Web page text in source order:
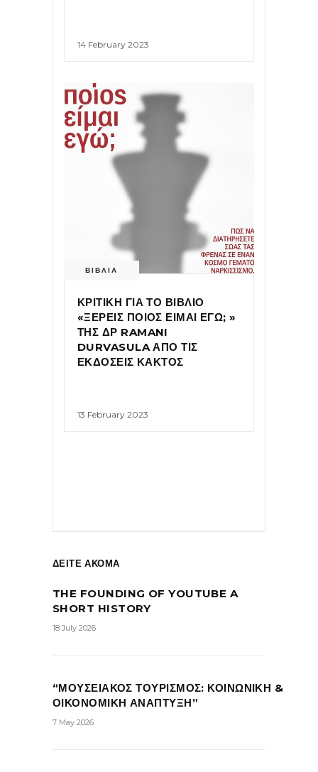
14 February 2023
ΒΙΒΛΙΑ
ΚΡΙΤΙΚΗ ΓΙΑ ΤΟ ΒΙΒΛΙΟ
«ΞΕΡΕΙΣ ΠΟΙΟΣ ΕΙΜΑΙ ΕΓΩ; »
ΤΗΣ ΔΡ RAMANI
DURVASULA ΑΠΟ ΤΙΣ
ΕΚΔΟΣΕΙΣ ΚΑΚΤΟΣ
13 February 2023
ΔΕΙΤΕ ΑΚΟΜΑ
THE FOUNDING OF YOUTUBE A
SHORT HISTORY
18 July 2026
“ΜΟΥΣΕΙΑΚΟΣ ΤΟΥΡΙΣΜΟΣ: ΚΟΙΝΩΝΙΚΗ &
ΟΙΚΟΝΟΜΙΚΗ ΑΝΑΠΤΥΞΗ”
7 May 2026